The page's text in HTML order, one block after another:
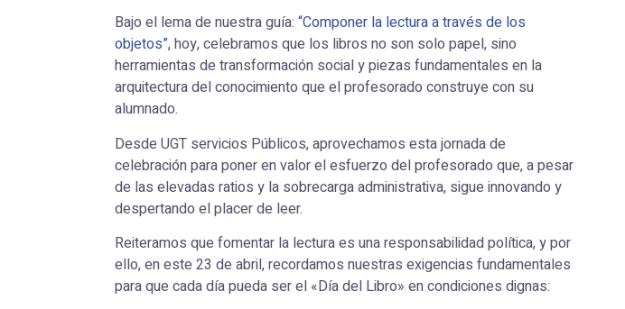
Bajo el lema de nuestra guía: “Componer la lectura a través de los
objetos”, hoy, celebramos que los libros no son solo papel, sino
herramientas de transformación social y piezas fundamentales en la
arquitectura del conocimiento que el profesorado construye con su
alumnado.
Desde UGT servicios Públicos, aprovechamos esta jornada de
celebración para poner en valor el esfuerzo del profesorado que, a pesar
de las elevadas ratios y la sobrecarga administrativa, sigue innovando y
despertando el placer de leer.
Reiteramos que fomentar la lectura es una responsabilidad política, y por
ello, en este 23 de abril, recordamos nuestras exigencias fundamentales
para que cada día pueda ser el «Día del Libro» en condiciones dignas: